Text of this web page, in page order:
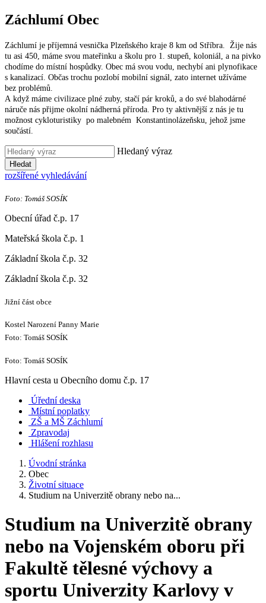
Záchlumí Obec
Záchlumí je příjemná vesnička Plzeňského kraje 8 km od Stříbra. Žije nás
tu asi 450, máme svou mateřinku a školu pro 1. stupeň, koloniál, a na pivko
chodíme do místní hospůdky. Obec má svou vodu, nechybí ani plynofikace
s kanalizací. Občas trochu pozlobí mobilní signál, zato internet užíváme
bez problémů.
A když máme civilizace plné zuby, stačí pár kroků, a do své blahodárné
náruče nás přijme okolní nádherná příroda. Pro ty aktivnější z nás je tu
možnost cykloturistiky po malebném Konstantinolázeňsku, jehož jsme
součástí.
Hledaný výraz
Hledat
rozšířené vyhledávání
Foto: Tomáš SOSÍK
Obecní úřad č.p. 17
Mateřská škola č.p. 1
Základní škola č.p. 32
Základní škola č.p. 32
Jižní část obce
Kostel Narození Panny Marie
Foto: Tomáš SOSÍK
Foto: Tomáš SOSÍK
Hlavní cesta u Obecního domu č.p. 17
Úřední deska
Místní poplatky
ZŠ a MŠ Záchlumí
Zpravodaj
Hlášení rozhlasu
Úvodní stránka
Obec
Životní situace
Studium na Univerzitě obrany nebo na...
Studium na Univerzitě obrany
nebo na Vojenském oboru při
Fakultě tělesné výchovy a
sportu Univerzity Karlovy v